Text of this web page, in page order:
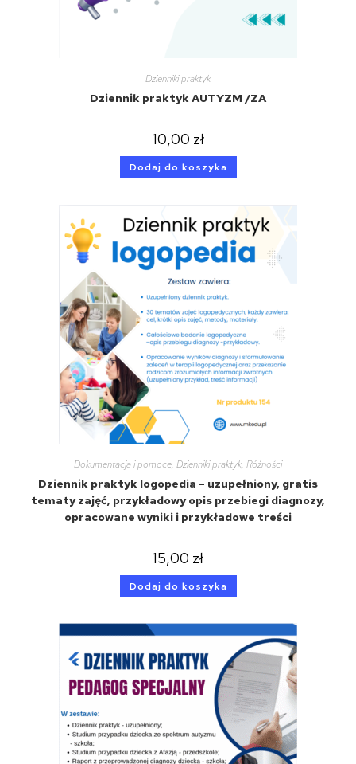
Dzienniki praktyk
Dziennik praktyk AUTYZM /ZA
10,00 zł
Dodaj do koszyka
Dokumentacja i pomoce, Dzienniki praktyk, Różności
Dziennik praktyk logopedia – uzupełniony, gratis
tematy zajęć, przykładowy opis przebiegi diagnozy,
opracowane wyniki i przykładowe treści
15,00 zł
Dodaj do koszyka